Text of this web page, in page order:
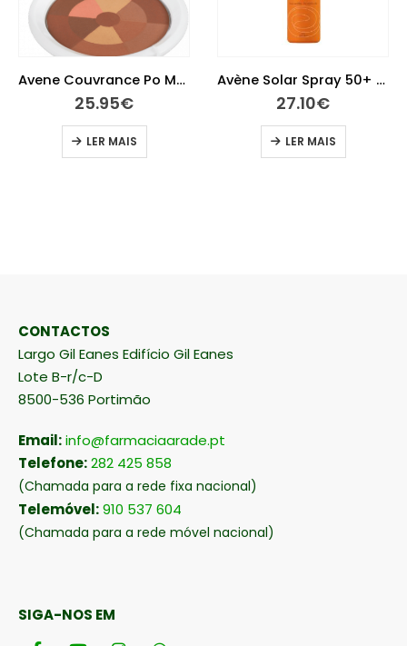
Avene Couvrance Po Mosaico Bronzeado 9 G
25.95€
LER MAIS
Avène Solar Spray 50+ 200 ml
27.10€
LER MAIS
CONTACTOS
Largo Gil Eanes Edifício Gil Eanes
Lote B-r/c-D
8500-536 Portimão
Email:info@farmaciaarade.pt
Telefone:282 425 858
(Chamada para a rede fixa nacional)
Telemóvel:910 537 604
(Chamada para a rede móvel nacional)
SIGA-NOS EM